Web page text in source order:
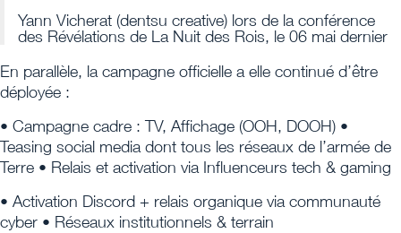
Yann Vicherat (dentsu creative) lors de la conférence
des Révélations de La Nuit des Rois, le 06 mai dernier
En parallèle, la campagne officielle a elle continué d’être
déployée :
• Campagne cadre : TV, Affichage (OOH, DOOH) •
Teasing social media dont tous les réseaux de l’armée de
Terre • Relais et activation via Influenceurs tech & gaming
• Activation Discord + relais organique via communauté
cyber • Réseaux institutionnels & terrain